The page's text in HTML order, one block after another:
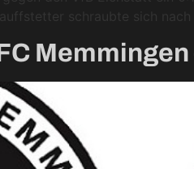
schraubte sich